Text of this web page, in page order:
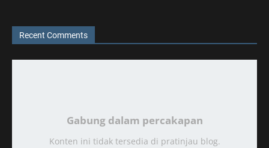
Recent Comments
Gabung dalam percakapan
Konten ini tidak tersedia di pratinjau blog.